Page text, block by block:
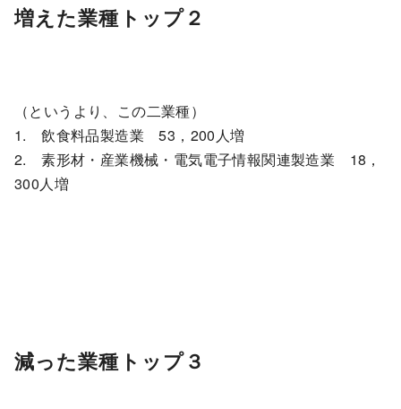
増えた業種トップ２
（というより、この二業種）
1. 飲食料品製造業 53，200人増
2. 素形材・産業機械・電気電子情報関連製造業 18，
300人増
減った業種トップ３